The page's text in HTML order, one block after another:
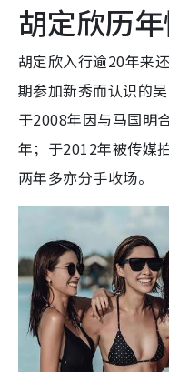
胡定欣历
胡定欣入行逾20年来
期参加新秀而认识的
于2008年因与马国明
年；于2012年被传媒
两年多亦分手收场。